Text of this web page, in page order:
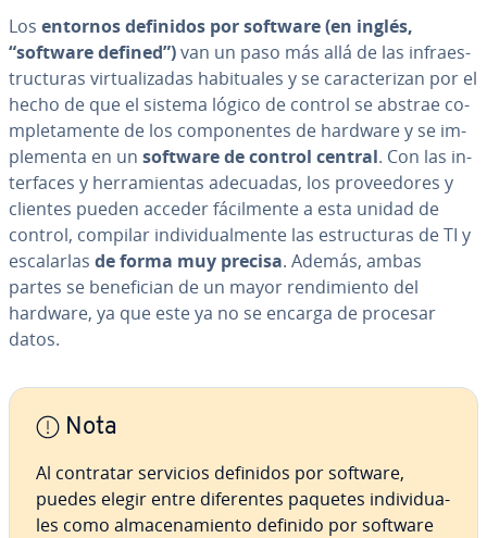
Los entornos definidos por software (en inglés,
“software defined”)van un paso más allá de las in­frae­s­
tru­c­tu­ras vi­r­tua­li­za­das ha­bi­tua­les y se ca­ra­c­te­ri­zan por el
hecho de que el sistema lógico de control se abstrae co­
m­ple­ta­me­n­te de los co­m­po­ne­n­tes de hardware y se im­
ple­me­n­ta en un software de control central. Con las in­
te­r­fa­ces y he­rra­mie­n­tas adecuadas, los pro­vee­do­res y
clientes pueden acceder fá­ci­l­me­n­te a esta unidad de
control, compilar in­di­vi­dua­l­me­n­te las es­tru­c­tu­ras de TI y
es­ca­lar­las de forma muy precisa. Además, ambas
partes se be­ne­fi­cian de un mayor re­n­di­mie­n­to del
hardware, ya que este ya no se encarga de procesar
datos.
Nota
Al contratar servicios definidos por software,
puedes elegir entre di­fe­re­n­tes paquetes in­di­vi­dua­
les como al­ma­ce­na­mie­n­to definido por software